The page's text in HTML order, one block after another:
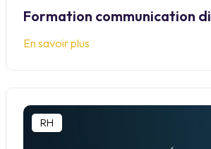
Formation communication
En savoir plus
RH